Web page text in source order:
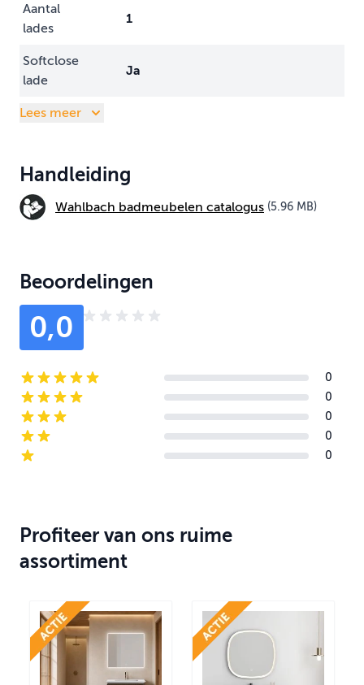
Aantal
lades
1
Softclose
lade
Ja
Lees meer
Handleiding
Wahlbach badmeubelen catalogus (5.96 MB)
Beoordelingen
0,0
5-star reviews
0
4-star reviews
0
3-star reviews
0
2-star reviews
0
1-star reviews
0
Profiteer van ons ruime
assortiment